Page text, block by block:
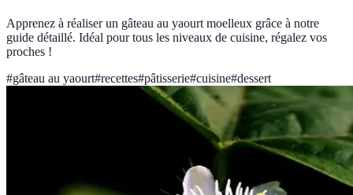
Apprenez à réaliser un gâteau au yaourt moelleux grâce à notre
guide détaillé. Idéal pour tous les niveaux de cuisine, régalez vos
proches !
#gâteau au yaourt#recettes#pâtisserie#cuisine#dessert